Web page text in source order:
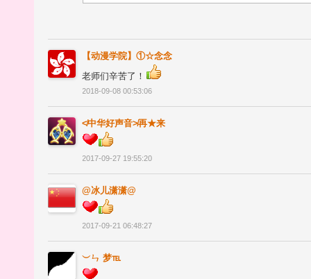
【动漫学院】①☆念念
老师们辛苦了！
2018-09-08 00:53:06
≮中华好声音≯再★来
2017-09-27 19:55:20
@冰儿潇潇@
2017-09-21 06:48:27
︶ㄣ 梦℡